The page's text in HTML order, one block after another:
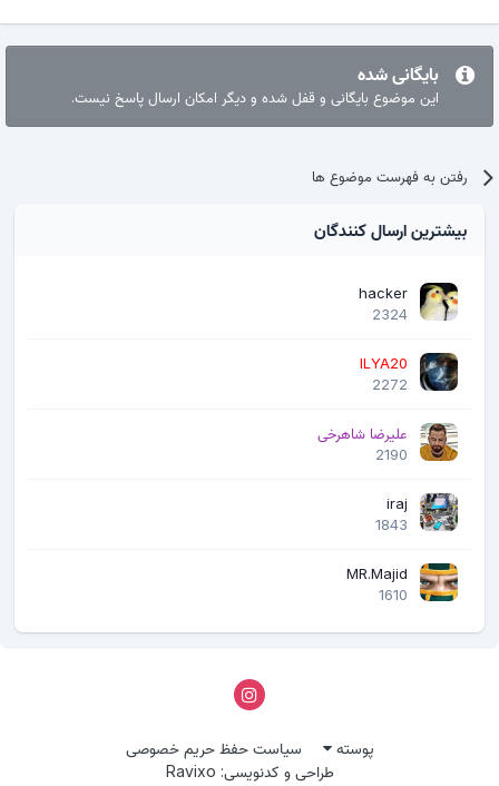
بایگانی شده
این موضوع بایگانی و قفل شده و دیگر امکان ارسال پاسخ نیست.
رفتن به فهرست موضوع ها
بیشترین ارسال کنندگان
hacker
2324
ILYA20
2272
علیرضا شاهرخی
2190
iraj
1843
MR.Majid
1610
پوسته
سیاست حفظ حریم خصوصی
طراحی و کدنویسی: Ravixo